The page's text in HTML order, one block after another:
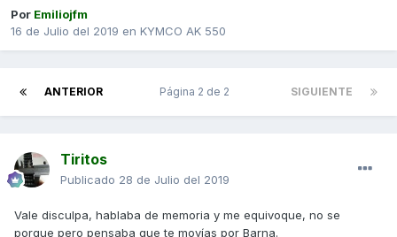
Por Emiliojfm
16 de Julio del 2019 en KYMCO AK 550
ANTERIOR SIGUIENTE
Página 2 de 2
Tiritos
Publicado 28 de Julio del 2019
Vale disculpa, hablaba de memoria y me equivoque, no se
porque pero pensaba que te movías por Barna.